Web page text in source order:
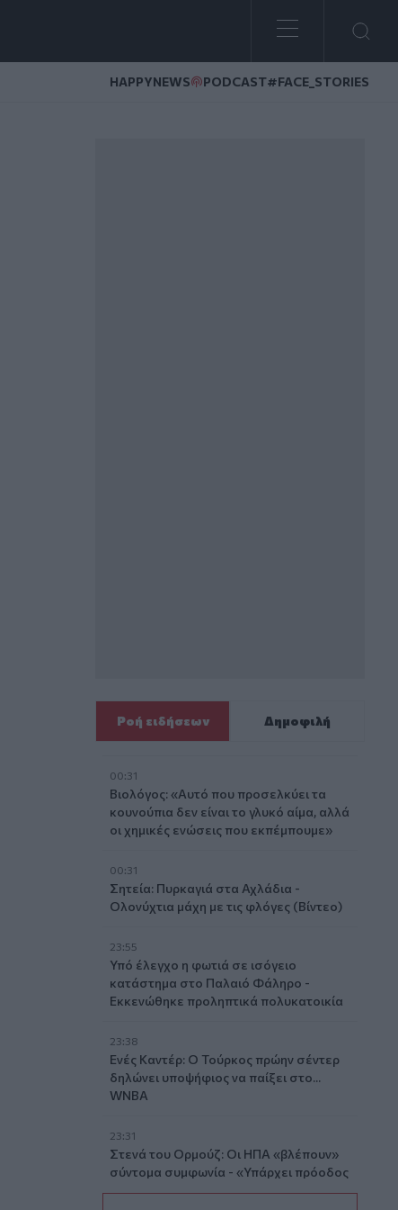
HAPPYNEWS PODCAST#FACE_STORIES
Ροή ειδήσεων Δημοφιλή
00:31
Βιολόγος: «Αυτό που προσελκύει τα
κουνούπια δεν είναι το γλυκό αίμα, αλλά
οι χημικές ενώσεις που εκπέμπουμε»
00:31
Σητεία: Πυρκαγιά στα Αχλάδια -
Ολονύχτια μάχη με τις φλόγες (Βίντεο)
23:55
Υπό έλεγχο η φωτιά σε ισόγειο
κατάστημα στο Παλαιό Φάληρο -
Εκκενώθηκε προληπτικά πολυκατοικία
23:38
Ενές Καντέρ: Ο Τούρκος πρώην σέντερ
δηλώνει υποψήφιος να παίξει στο...
WNBA
23:31
Στενά του Ορμούζ: Οι ΗΠΑ «βλέπουν»
σύντομα συμφωνία - «Υπάρχει πρόοδος
μεταξύ Ιράν και Ομάν»